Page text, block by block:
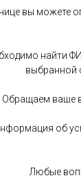
вы можете
найти
выбранной
Обращаем ваше
об
Любые